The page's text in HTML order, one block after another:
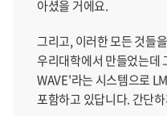
아셨을 거에요.
그리고, 이러한 모든 것들
우리대학에서 만들었는데
WAVE'라는 시스템으로
포함하고 있답니다. 간단